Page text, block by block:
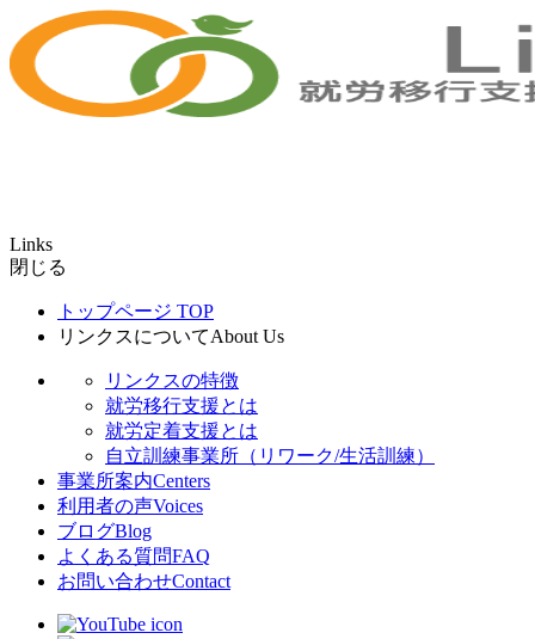
Links
閉じる
トップページ TOP
リンクスについてAbout Us
リンクスの特徴
就労移行支援とは
就労定着支援とは
自立訓練事業所（リワーク/生活訓練）
事業所案内Centers
利用者の声Voices
ブログBlog
よくある質問FAQ
お問い合わせContact